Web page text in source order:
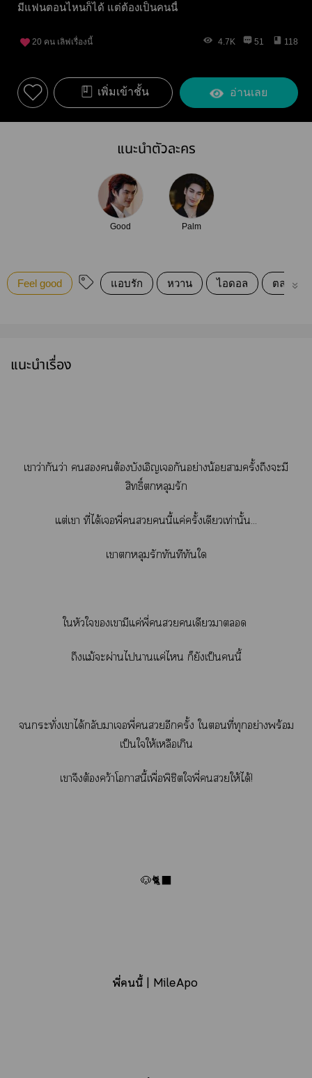
มีแฟนตอนไหนก็ได้ แต่ต้องเป็นคนนี้
20 คน เลิฟเรื่องนี้ 4.7K 51 118
เพิ่มเข้าชั้น อ่านเลย
แนะนำตัวละคร
Good Palm
Feel good แอบรัก หวาน ไอดอล ตลก
แนะนำเรื่อง
เาว่ากันว่า ต้องบังเอิญเกันอย่างน้อยสามครั้งถึงะมี
สิทธิ์หลุมรัก
แต่เา ที่ได้เพี่นี้แค่ครั้งเดียวเท่านั้น...
เาหลุมรักทันทีทันใ
ใหัวใเามีแค่พี่เดียวา
ถึงแม้ะผ่านไาแค่ไ ก็ยังเป็นนี้
กระทั่งเาได้กลับาเพี่อีกครั้ง ใที่ทุกอย่างพร้อม
เป็นใให้เหลือเกิน
เาจึงต้องคว้าโานี้เพื่อพิชิตใพี่ให้ได้!
🐶🐈‍⬛
พี่นี้ | MileApo